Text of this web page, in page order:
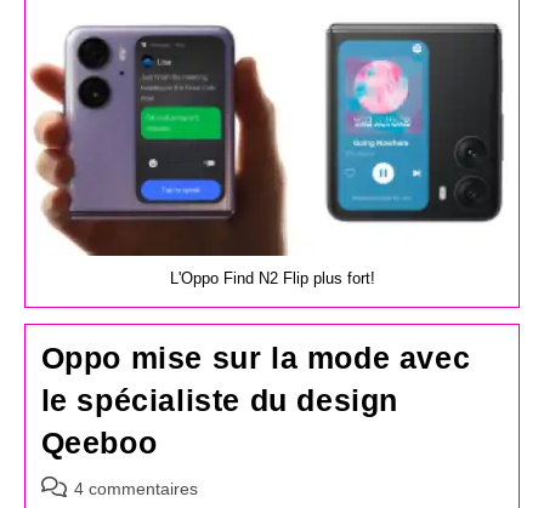
L'Oppo Find N2 Flip plus fort!
Oppo mise sur la mode avec
le spécialiste du design
Qeeboo
Commentaires
4 commentaires